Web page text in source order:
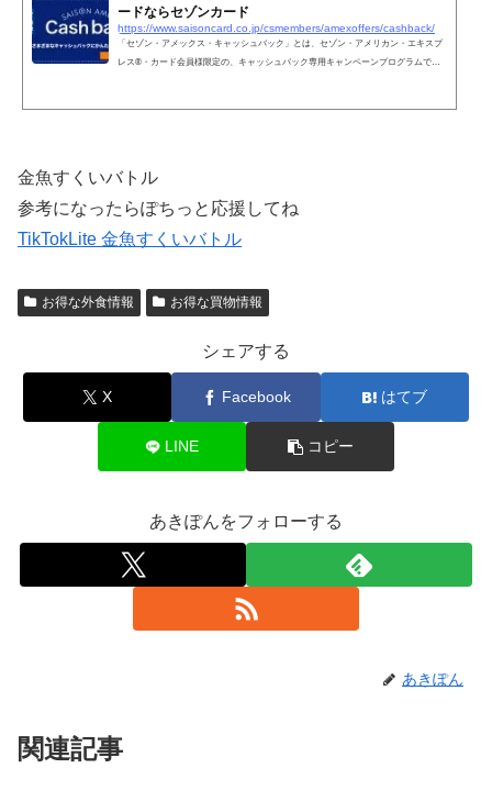
ードならセゾンカード
https://www.saisoncard.co.jp/csmembers/amexoffers/cashback/
「セゾン・アメックス・キャッシュバック」とは、セゾン・アメリカン・エキスプ
レス®・カード会員様限定の、キャッシュバック専用キャンペーンプログラムで
金魚すくいバトル
参考になったらぽちっと応援してね
TikTokLite 金魚すくいバトル
お得な外食情報 お得な買物情報
シェアする
X Facebook はてブ
LINE コピー
あきぽんをフォローする
あきぽん
関連記事